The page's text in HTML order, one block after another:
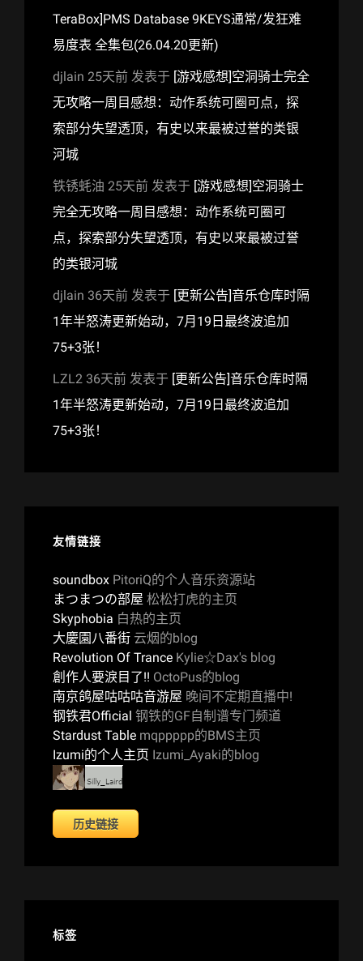
TeraBox]PMS Database 9KEYS通常/发狂难
易度表 全集包(26.04.20更新)
djlain 25天前 发表于 [游戏感想]空洞骑士完全
无攻略一周目感想：动作系统可圈可点，探
索部分失望透顶，有史以来最被过誉的类银
河城
铁锈蚝油 25天前 发表于 [游戏感想]空洞骑士
完全无攻略一周目感想：动作系统可圈可
点，探索部分失望透顶，有史以来最被过誉
的类银河城
djlain 36天前 发表于 [更新公告]音乐仓库时隔
1年半怒涛更新始动，7月19日最终波追加
75+3张！
LZL2 36天前 发表于 [更新公告]音乐仓库时隔
1年半怒涛更新始动，7月19日最终波追加
75+3张！
友情链接
soundbox PitoriQ的个人音乐资源站
まつまつの部屋 松松打虎的主页
Skyphobia 白热的主页
大慶園八番街 云烟的blog
Revolution Of Trance Kylie☆Dax's blog
創作人要淚目了!! OctoPus的blog
南京鸽屋咕咕咕音游屋 晚间不定期直播中!
钢铁君Official 钢铁的GF自制谱专门频道
Stardust Table mqppppp的BMS主页
Izumi的个人主页 Izumi_Ayaki的blog
历史链接
标签